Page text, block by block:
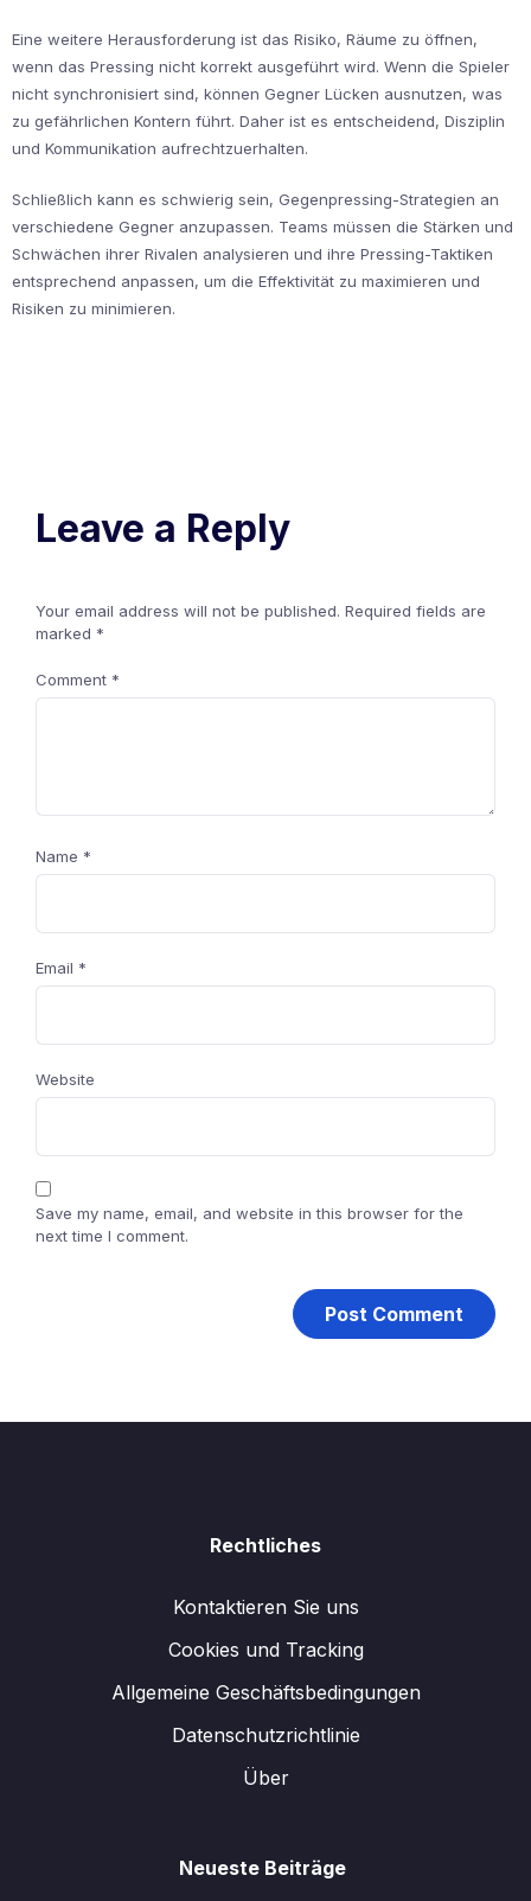
Eine weitere Herausforderung ist das Risiko, Räume zu öffnen,
wenn das Pressing nicht korrekt ausgeführt wird. Wenn die Spieler
nicht synchronisiert sind, können Gegner Lücken ausnutzen, was
zu gefährlichen Kontern führt. Daher ist es entscheidend, Disziplin
und Kommunikation aufrechtzuerhalten.
Schließlich kann es schwierig sein, Gegenpressing-Strategien an
verschiedene Gegner anzupassen. Teams müssen die Stärken und
Schwächen ihrer Rivalen analysieren und ihre Pressing-Taktiken
entsprechend anpassen, um die Effektivität zu maximieren und
Risiken zu minimieren.
Leave a Reply
Your email address will not be published. Required fields are
marked *
Comment *
Name *
Email *
Website
Save my name, email, and website in this browser for the
next time I comment.
Rechtliches
Kontaktieren Sie uns
Cookies und Tracking
Allgemeine Geschäftsbedingungen
Datenschutzrichtlinie
Über
Neueste Beiträge